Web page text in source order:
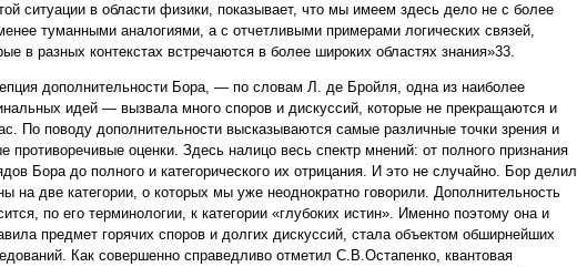
ситуации в области физики, показывает, что мы имеем здесь дело не с более
туманными аналогиями, а с отчетливыми примерами логических связей,
в разных контекстах встречаются в более широких областях знания»33.
дополнительности Бора, — по словам Л. де Бройля, одна из наиболее
идей — вызвала много споров и дискуссий, которые не прекращаются и
По поводу дополнительности высказываются самые различные точки зрения и
противоречивые оценки. Здесь налицо весь спектр мнений: от полного признания
Бора до полного и категорического их отрицания. И это не случайно. Бор делил
на две категории, о которых мы уже неоднократно говорили. Дополнительность
по его терминологии, к категории «глубоких истин». Именно поэтому она и
предмет горячих споров и долгих дискуссий, стала объектом обширнейших
Как совершенно справедливо отметил С.В.Остапенко, квантовая